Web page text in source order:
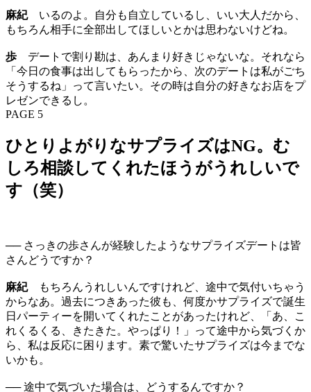
麻紀 いるのよ。自分も自立しているし、いい大人だから、
もちろん相手に全部出してほしいとかは思わないけどね。
歩 デートで割り勘は、あんまり好きじゃないな。それなら
「今日の食事は出してもらったから、次のデートは私がごち
そうするね」って言いたい。その時は自分の好きなお店をプ
レゼンできるし。
PAGE 5
ひとりよがりなサプライズはNG。む
しろ相談してくれたほうがうれしいで
す（笑）
── さっきの歩さんが経験したようなサプライズデートは皆
さんどうですか？
麻紀
もちろんうれしいんですけれど、途中で気付いちゃう
からなあ。過去につきあった彼も、何度かサプライズで誕生
日パーティーを開いてくれたことがあったけれど、「あ、こ
れくるくる、きたきた。やっぱり！」って途中から気づくか
ら、私は反応に困ります。素で驚いたサプライズは今までな
いかも。
── 途中で気づいた場合は、どうするんですか？